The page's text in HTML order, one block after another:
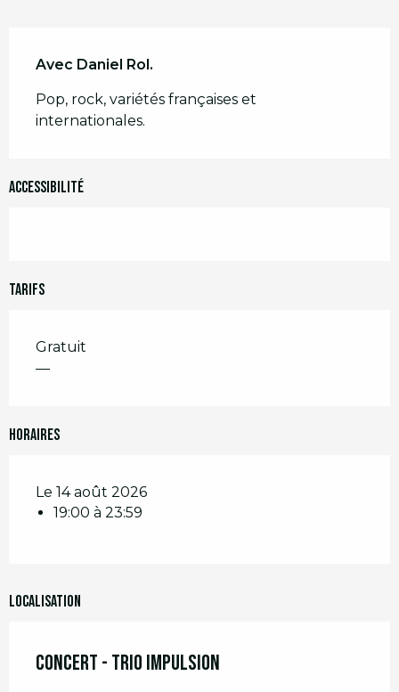
Description
Avec Daniel Rol.
Pop, rock, variétés françaises et
internationales.
Accessibilité
Tarifs
Gratuit
—
Horaires
Le 14 août 2026
19:00 à 23:59
Localisation
Concert - Trio Impulsion